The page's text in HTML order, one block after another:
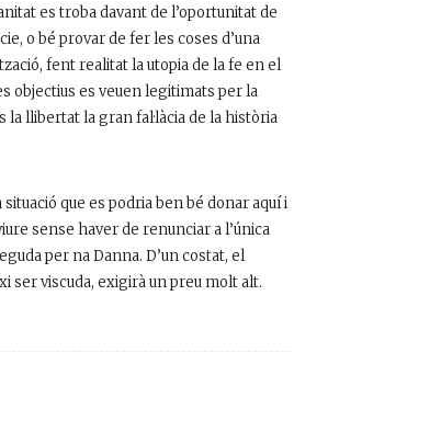
es troba davant de l’oportunitat de
o bé provar de fer les coses d’una
fent realitat la utopia de la fe en el
objectius es veuen legitimats per la
llibertat la gran fal·làcia de la història
que es podria ben bé donar aquí i
sense haver de renunciar a l’única
per na Danna. D’un costat, el
ser viscuda, exigirà un preu molt alt.